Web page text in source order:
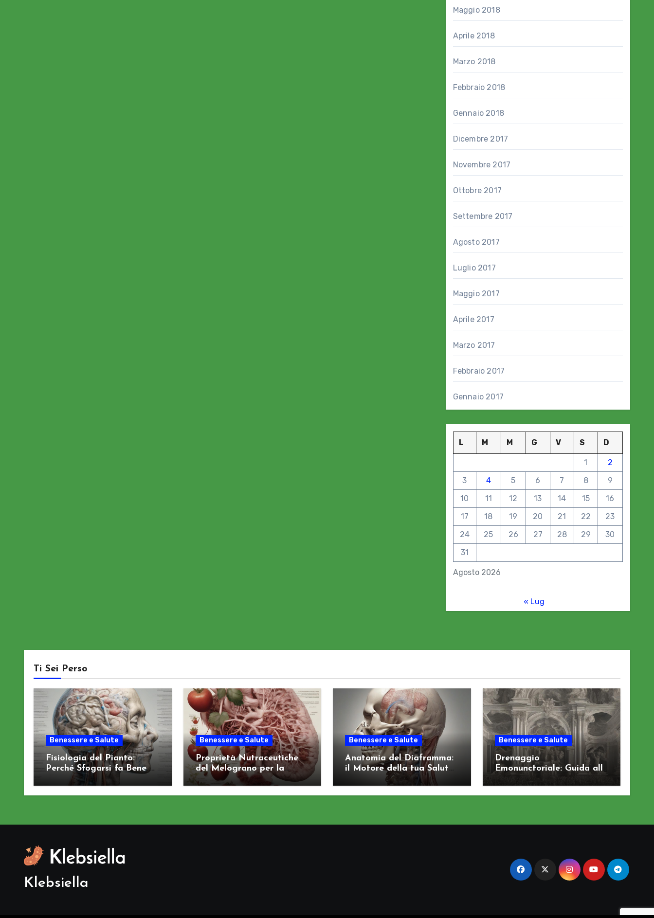
Maggio 2018
Aprile 2018
Marzo 2018
Febbraio 2018
Gennaio 2018
Dicembre 2017
Novembre 2017
Ottobre 2017
Settembre 2017
Agosto 2017
Luglio 2017
Maggio 2017
Aprile 2017
Marzo 2017
Febbraio 2017
Gennaio 2017
Agosto 2026
L M M G V S D
1
2
3
4 5 6 7 8
9
10
11 12 13 14 15
16
17
18 19 20 21 22
23
24
25 26 27 28 29
30
31
« Lug
Ti Sei Perso
Benessere e Salute
Fisiologia del Pianto:
Perché Sfogarsi fa Bene al
Sistema Nervoso
Benessere e Salute
Proprietà Nutraceutiche
del Melograno per la
Salute Arteriosa
Benessere e Salute
Anatomia del Diaframma:
il Motore della tua Salute
Benessere e Salute
Drenaggio
Emonunctoriale: Guida alla
Klebsiella